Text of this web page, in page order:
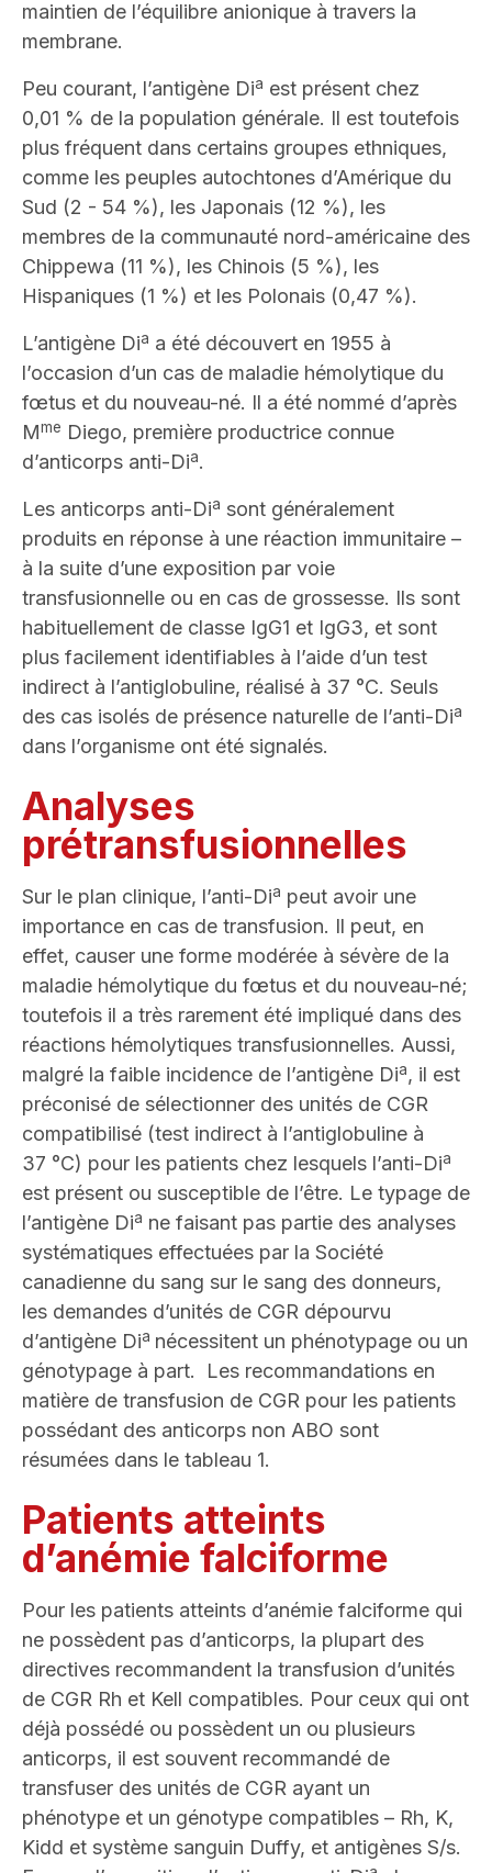
maintien de l’équilibre anionique à travers la
membrane.
Peu courant, l’antigène Dia est présent chez
0,01 % de la population générale. Il est toutefois
plus fréquent dans certains groupes ethniques,
comme les peuples autochtones d’Amérique du
Sud (2 - 54 %), les Japonais (12 %), les
membres de la communauté nord-américaine des
Chippewa (11 %), les Chinois (5 %), les
Hispaniques (1 %) et les Polonais (0,47 %).
L’antigène Dia a été découvert en 1955 à
l’occasion d’un cas de maladie hémolytique du
fœtus et du nouveau-né. Il a été nommé d’après
Mme Diego, première productrice connue
d’anticorps anti-Dia.
Les anticorps anti-Dia sont généralement
produits en réponse à une réaction immunitaire –
à la suite d’une exposition par voie
transfusionnelle ou en cas de grossesse. Ils sont
habituellement de classe IgG1 et IgG3, et sont
plus facilement identifiables à l’aide d’un test
indirect à l’antiglobuline, réalisé à 37 °C. Seuls
des cas isolés de présence naturelle de l’anti-Dia
dans l’organisme ont été signalés.
Analyses
prétransfusionnelles
Sur le plan clinique, l’anti-Dia peut avoir une
importance en cas de transfusion. Il peut, en
effet, causer une forme modérée à sévère de la
maladie hémolytique du fœtus et du nouveau-né;
toutefois il a très rarement été impliqué dans des
réactions hémolytiques transfusionnelles. Aussi,
malgré la faible incidence de l’antigène Dia, il est
préconisé de sélectionner des unités de CGR
compatibilisé (test indirect à l’antiglobuline à
37 °C) pour les patients chez lesquels l’anti-Dia
est présent ou susceptible de l’être. Le typage de
l’antigène Dia ne faisant pas partie des analyses
systématiques effectuées par la Société
canadienne du sang sur le sang des donneurs,
les demandes d’unités de CGR dépourvu
d’antigène Dia nécessitent un phénotypage ou un
génotypage à part. Les recommandations en
matière de transfusion de CGR pour les patients
possédant des anticorps non ABO sont
résumées dans le tableau 1.
Patients atteints
d’anémie falciforme
Pour les patients atteints d’anémie falciforme qui
ne possèdent pas d’anticorps, la plupart des
directives recommandent la transfusion d’unités
de CGR Rh et Kell compatibles. Pour ceux qui ont
déjà possédé ou possèdent un ou plusieurs
anticorps, il est souvent recommandé de
transfuser des unités de CGR ayant un
phénotype et un génotype compatibles – Rh, K,
Kidd et système sanguin Duffy, et antigènes S/s.